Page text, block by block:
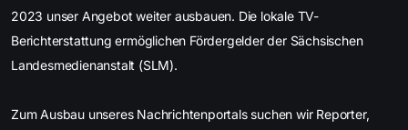
2023 unser Angebot weiter ausbauen. Die lokale TV-
Berichterstattung ermöglichen Fördergelder der Sächsischen
Landesmedienanstalt (SLM).
Zum Ausbau unseres Nachrichtenportals suchen wir Reporter,